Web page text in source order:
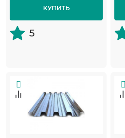
КУПИТЬ
5